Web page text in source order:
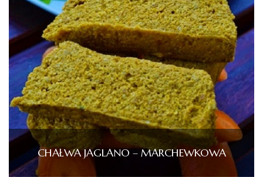
CHAŁWA JAGLANO – MARCHEWKOWA